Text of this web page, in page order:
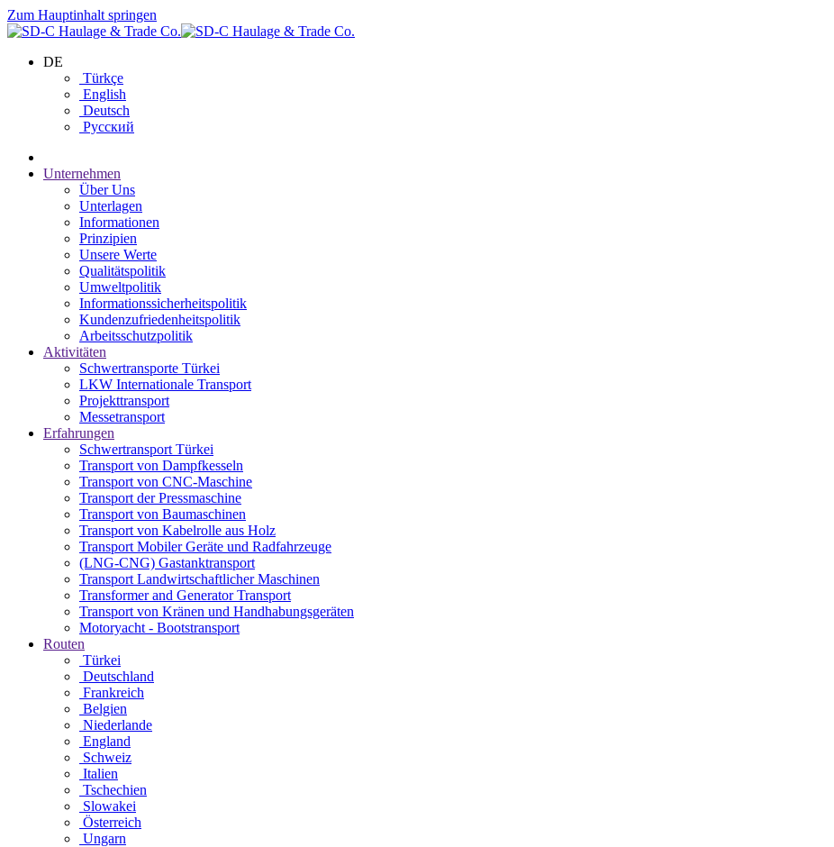
Zum Hauptinhalt springen
DE
Türkçe
English
Deutsch
Русский
Unternehmen
Über Uns
Unterlagen
Informationen
Prinzipien
Unsere Werte
Qualitätspolitik
Umweltpolitik
Informationssicherheitspolitik
Kundenzufriedenheitspolitik
Arbeitsschutzpolitik
Aktivitäten
Schwertransporte Türkei
LKW Internationale Transport
Projekttransport
Messetransport
Erfahrungen
Schwertransport Türkei
Transport von Dampfkesseln
Transport von CNC-Maschine
Transport der Pressmaschine
Transport von Baumaschinen
Transport von Kabelrolle aus Holz
Transport Mobiler Geräte und Radfahrzeuge
(LNG-CNG) Gastanktransport
Transport Landwirtschaftlicher Maschinen
Transformer and Generator Transport
Transport von Kränen und Handhabungsgeräten
Motoryacht - Bootstransport
Routen
Türkei
Deutschland
Frankreich
Belgien
Niederlande
England
Schweiz
Italien
Tschechien
Slowakei
Österreich
Ungarn